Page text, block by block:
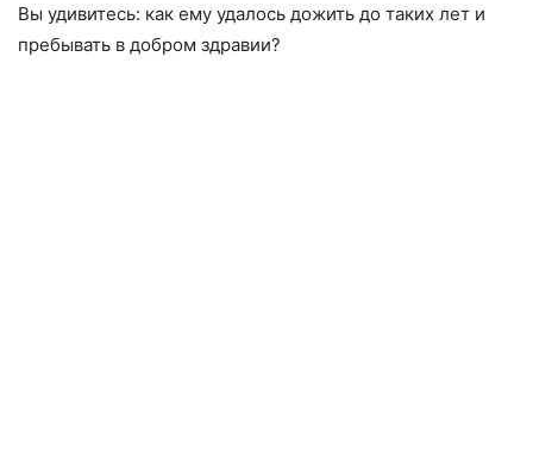
Вы удивитесь: как ему удалось дожить до таких лет и
пребывать в добром здравии?